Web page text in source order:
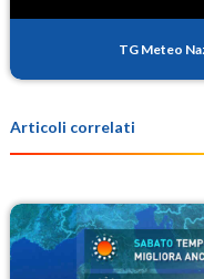
TG Meteo
Articoli correlati